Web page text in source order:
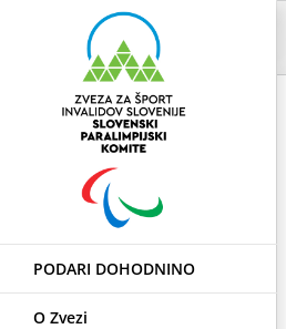
PODARI DOHODNINO
O Zvezi